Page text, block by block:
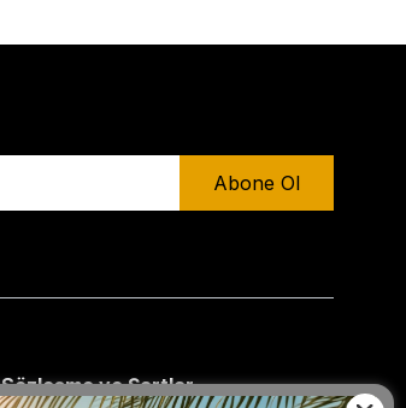
Abone Ol
Sözleşme ve Şartlar